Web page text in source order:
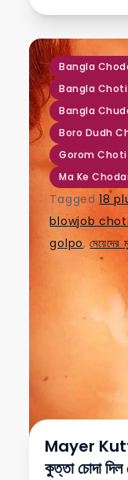
Bangla
Bangla
Bangla
Boro Dudh
Gorom Choti
Ma Ke
Tagged18
blowjob
golpo,মেয়েদের
Mayer
কুত্তা চোদা